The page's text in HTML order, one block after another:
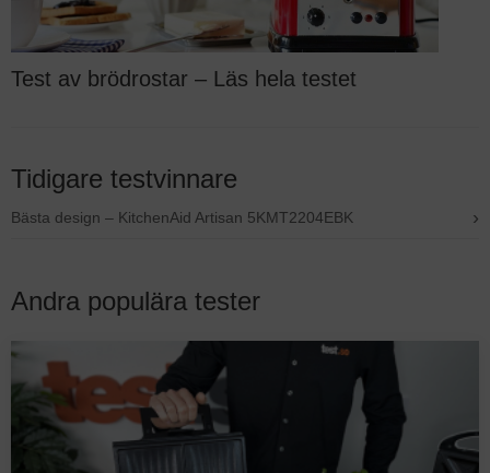
Test av brödrostar – Läs hela testet
Tidigare testvinnare
Bästa design – KitchenAid Artisan 5KMT2204EBK ›
Andra populära tester